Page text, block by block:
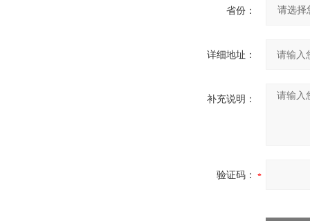
省份：
详细地址：
补充说明：
验证码：